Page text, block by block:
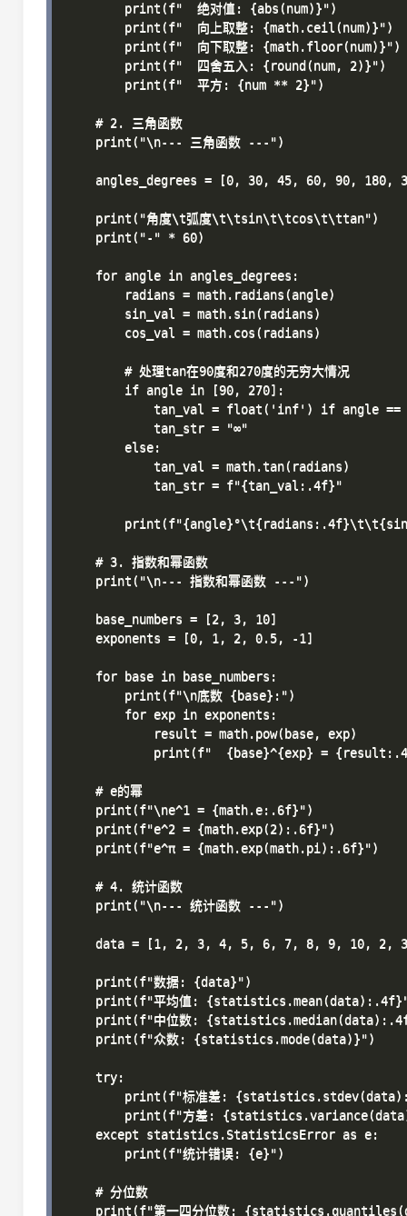
        print(f"  绝对值: {abs(num)}")
        print(f"  向上取整: {math.ceil(num)}")
        print(f"  向下取整: {math.floor(num)}")
        print(f"  四舍五入: {round(num, 2)}")
        print(f"  平方: {num ** 2}")
    # 2. 三角函数
    print("\n--- 三角函数 ---")
angles_degrees = [0, 30, 45, 60, 90, 180,
    print("角度\t弧度\t\tsin\t\tcos\t\ttan")
    print("-" * 60)
    for angle in angles_degrees:
        radians = math.radians(angle)
        sin_val = math.sin(radians)
        cos_val = math.cos(radians)
        # 处理tan在90度和270度的无穷大情况
        if angle in [90, 270]:
tan_val = float('inf') if angle ==
            tan_str = "∞"
        else:
            tan_val = math.tan(radians)
            tan_str = f"{tan_val:.4f}"
    # 3. 指数和幂函数
    print("\n--- 指数和幂函数 ---")
    base_numbers = [2, 3, 10]
    exponents = [0, 1, 2, 0.5, -1]
    for base in base_numbers:
        print(f"\n底数 {base}:")
        for exp in exponents:
            result = math.pow(base, exp)
print(f"  {base}^{exp} =
    # e的幂
    print(f"\ne^1 = {math.e:.6f}")
    print(f"e^2 = {math.exp(2):.6f}")
    print(f"e^π = {math.exp(math.pi):.6f}")
    # 4. 统计函数
    print("\n--- 统计函数 ---")
data = [1, 2, 3, 4, 5, 6, 7, 8, 9, 10, 2,
    print(f"数据: {data}")
print(f"平均值:
print(f"中位数:
    print(f"众数: {statistics.mode(data)}")
    try:
print(f"标准差:
print(f"方差:
    except statistics.StatisticsError as e:
        print(f"统计错误: {e}")
    # 分位数
print(f"第一四分位数: